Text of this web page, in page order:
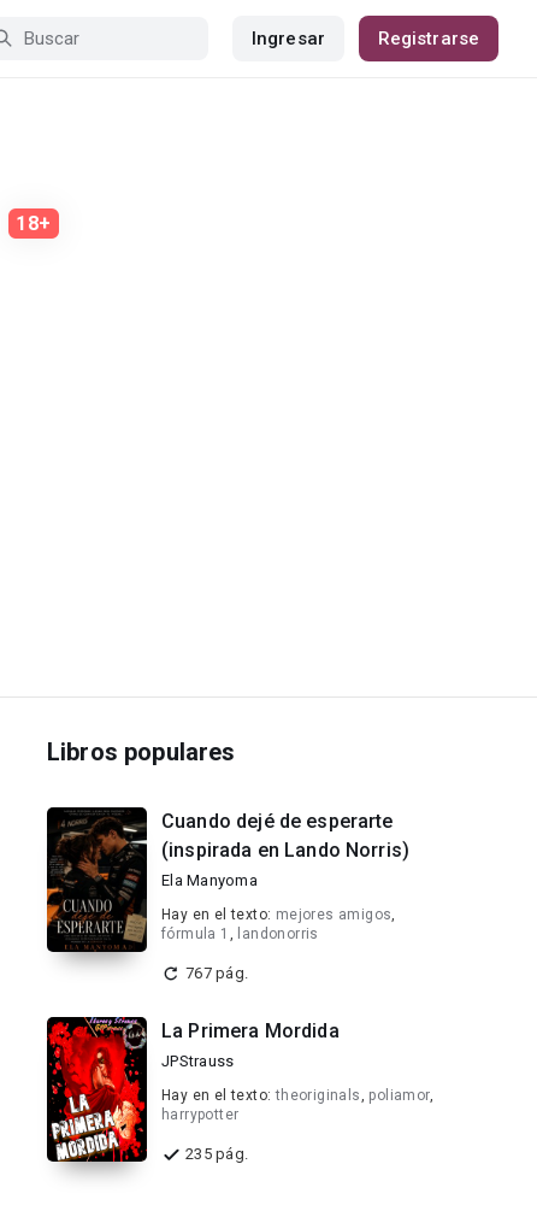
Ingresar Registrarse
18+
Libros populares
Cuando dejé de esperarte
(inspirada en Lando Norris)
Ela Manyoma
Hay en el texto: mejores amigos,
fórmula 1 , landonorris
767 pág.
La Primera Mordida
JPStrauss
Hay en el texto:theoriginals, poliamor,
harrypotter
235 pág.